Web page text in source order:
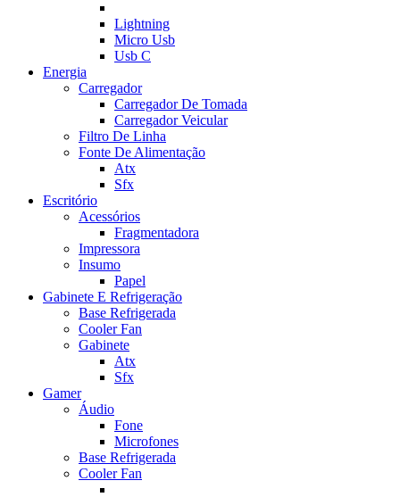
Lightning
Micro Usb
Usb C
Energia
Carregador
Carregador De Tomada
Carregador Veicular
Filtro De Linha
Fonte De Alimentação
Atx
Sfx
Escritório
Acessórios
Fragmentadora
Impressora
Insumo
Papel
Gabinete E Refrigeração
Base Refrigerada
Cooler Fan
Gabinete
Atx
Sfx
Gamer
Áudio
Fone
Microfones
Base Refrigerada
Cooler Fan